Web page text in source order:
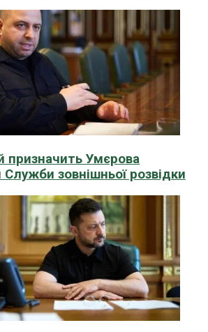
призначить Умєрова
Служби зовнішньої розвідки